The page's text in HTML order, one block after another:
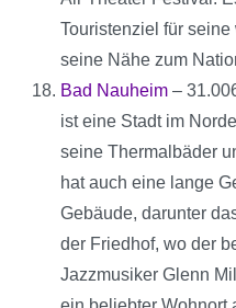
Touristenziel für
seine Nähe zum
Bad Nauheim –
ist eine Stadt im
seine Thermalbäder
hat auch eine lange
Gebäude, darunter
der Friedhof, wo der
Jazzmusiker Glenn